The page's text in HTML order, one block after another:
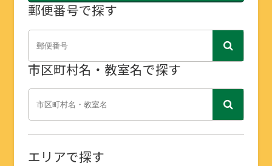
郵便番号で探す
市区町村名・教室名で探す
エリアで探す